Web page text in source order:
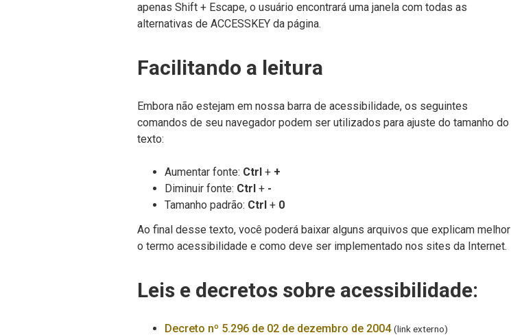
apenas Shift + Escape, o usuário encontrará uma janela com todas as
alternativas de ACCESSKEY da página.
Facilitando a leitura
Embora não estejam em nossa barra de acessibilidade, os seguintes
comandos de seu navegador podem ser utilizados para ajuste do tamanho do
texto:
Aumentar fonte: Ctrl+ +
Diminuir fonte: Ctrl+ -
Tamanho padrão: Ctrl+ 0
Ao final desse texto, você poderá baixar alguns arquivos que explicam melhor
o termo acessibilidade e como deve ser implementado nos sites da Internet.
Leis e decretos sobre acessibilidade:
Decreto nº 5.296 de 02 de dezembro de 2004 (link externo)